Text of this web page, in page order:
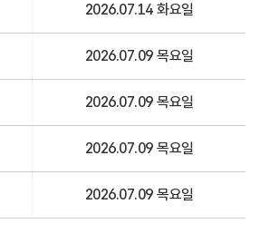
2026.07.14 화요일
2026.07.09 목요일
2026.07.09 목요일
2026.07.09 목요일
2026.07.09 목요일